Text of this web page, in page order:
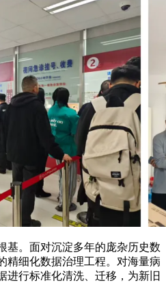
基。面对沉淀多年的庞杂历史数
精细化数据治理工程。对海量病
进行标准化清洗、迁移，为新旧